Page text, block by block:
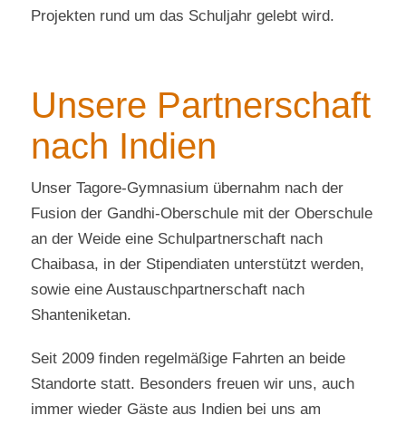
Projekten rund um das Schuljahr gelebt wird.
Unsere Partnerschaft
nach Indien
Unser Tagore-Gymnasium übernahm nach der
Fusion der Gandhi-Oberschule mit der Oberschule
an der Weide eine Schulpartnerschaft nach
Chaibasa, in der Stipendiaten unterstützt werden,
sowie eine Austauschpartnerschaft nach
Shanteniketan.
Seit 2009 finden regelmäßige Fahrten an beide
Standorte statt. Besonders freuen wir uns, auch
immer wieder Gäste aus Indien bei uns am